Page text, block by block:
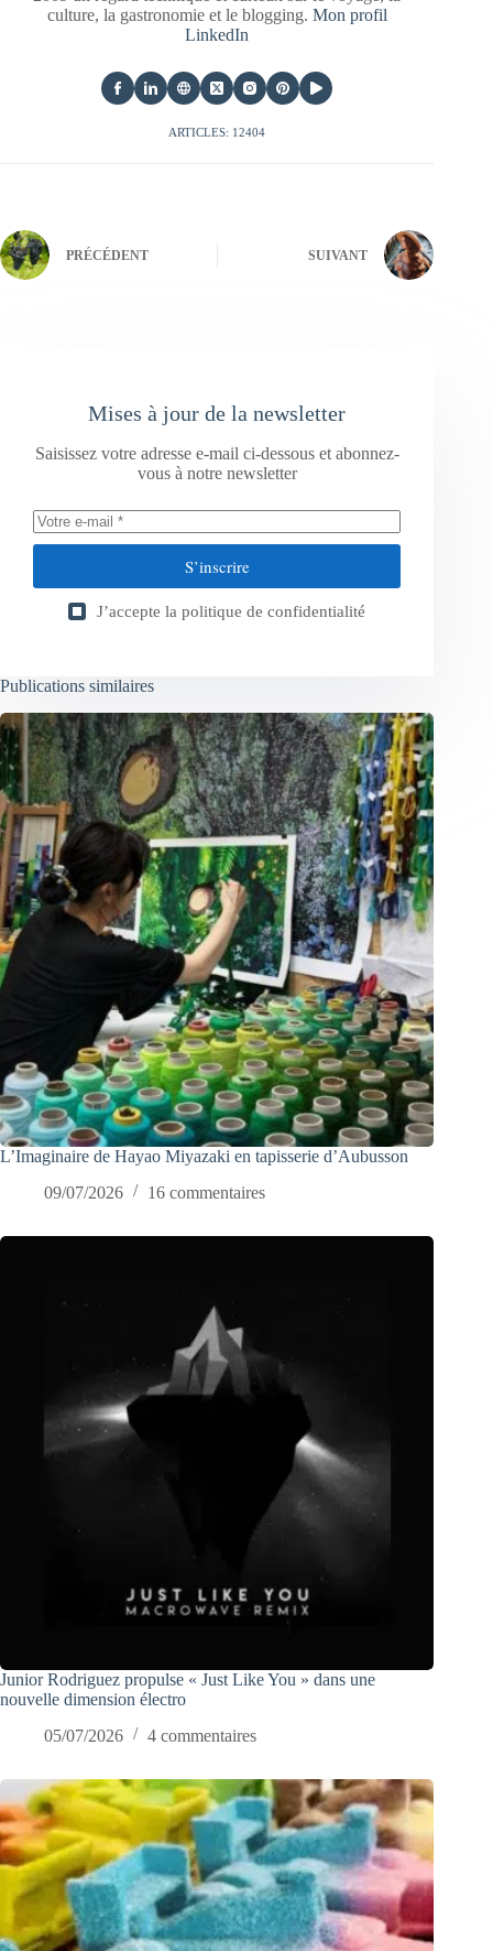
culture, la gastronomie et le blogging. Mon profil
LinkedIn
ARTICLES: 12404
PRÉCÉDENT SUIVANT
Mises à jour de la newsletter
Saisissez votre adresse e-mail ci-dessous et abonnez-
vous à notre newsletter
S’inscrire
J’accepte la politique de confidentialité
Publications similaires
L’Imaginaire de Hayao Miyazaki en tapisserie d’Aubusson
09/07/2026
16 commentaires
Junior Rodriguez propulse « Just Like You » dans une
nouvelle dimension électro
05/07/2026
4 commentaires